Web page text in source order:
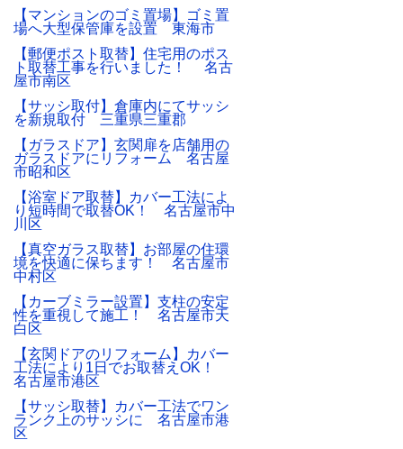
【マンションのゴミ置場】ゴミ置
場へ大型保管庫を設置 東海市
【郵便ポスト取替】住宅用のポス
ト取替工事を行いました！ 名古
屋市南区
【サッシ取付】倉庫内にてサッシ
を新規取付 三重県三重郡
【ガラスドア】玄関扉を店舗用の
ガラスドアにリフォーム 名古屋
市昭和区
【浴室ドア取替】カバー工法によ
り短時間で取替OK！ 名古屋市中
川区
【真空ガラス取替】お部屋の住環
境を快適に保ちます！ 名古屋市
中村区
【カーブミラー設置】支柱の安定
性を重視して施工！ 名古屋市天
白区
【玄関ドアのリフォーム】カバー
工法により1日でお取替えOK！
名古屋市港区
【サッシ取替】カバー工法でワン
ランク上のサッシに 名古屋市港
区